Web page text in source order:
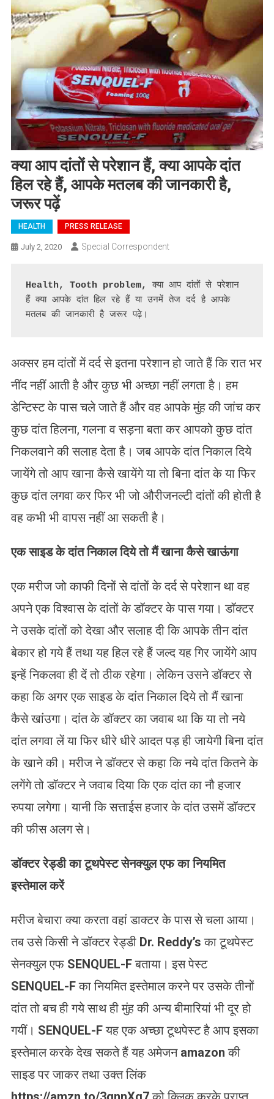
क्या आप दांतों से परेशान हैं, क्या आपके दांत
हिल रहे हैं, आपके मतलब की जानकारी है,
जरूर पढ़ें
HEALTH PRESS RELEASE
July 2, 2020 Special Correspondent
Health, Tooth problem,
क्या आप दांतों से परेशान
हैं क्या आपके दांत हिल रहे हैं या उनमें तेज दर्द है आपके
मतलब की जानकारी है जरूर पढ़े।
अक्सर हम दांतों में दर्द से इतना परेशान हो जाते हैं कि रात भर
नींद नहीं आती है और कुछ भी अच्छा नहीं लगता है। हम
डेन्टिस्ट के पास चले जाते हैं और वह आपके मुंह की जांच कर
कुछ दांत हिलना, गलना व सड़ना बता कर आपको कुछ दांत
निकलवाने की सलाह देता है। जब आपके दांत निकाल दिये
जायेंगे तो आप खाना कैसे खायेंगे या तो बिना दांत के या फिर
कुछ दांत लगवा कर फिर भी जो औरीजनल्टी दांतों की होती है
वह कभी भी वापस नहीं आ सकती है।
एक साइड के दांत निकाल दिये तो मैं खाना कैसे खाऊंगा
एक मरीज जो काफी दिनों से दांतों के दर्द से परेशान था वह
अपने एक विश्वास के दांतों के डॉक्टर के पास गया। डॉक्टर
ने उसके दांतों को देखा और सलाह दी कि आपके तीन दांत
बेकार हो गये हैं तथा यह हिल रहे हैं जल्द यह गिर जायेंगे आप
इन्हें निकलवा ही दें तो ठीक रहेगा। लेकिन उसने डॉक्टर से
कहा कि अगर एक साइड के दांत निकाल दिये तो मैं खाना
कैसे खांउगा। दांत के डॉक्टर का जवाब था कि या तो नये
दांत लगवा लें या फिर धीरे धीरे आदत पड़ ही जायेगी बिना दांत
के खाने की। मरीज ने डॉक्टर से कहा कि नये दांत कितने के
लगेंगे तो डॉक्टर ने जवाब दिया कि एक दांत का नौ हजार
रुपया लगेगा। यानी कि सत्ताईस हजार के दांत उसमें डॉक्टर
की फीस अलग से।
डॉक्टर रेड्डी का टूथपेस्ट सेनक्युल एफ का नियमित
इस्तेमाल करें
मरीज बेचारा क्या करता वहां डाक्टर के पास से चला आया।
तब उसे किसी ने डॉक्टर रेड्डी Dr. Reddy’sका टूथपेस्ट
सेनक्युल एफ SENQUEL-Fबताया। इस पेस्ट
SENQUEL-Fका नियमित इस्तेमाल करने पर उसके तीनों
दांत तो बच ही गये साथ ही मुंह की अन्य बीमारियां भी दूर हो
गयीं। SENQUEL-Fयह एक अच्छा टूथपेस्ट है आप इसका
इस्तेमाल करके देख सकते हैं यह अमेजनamazon की
साइड पर जाकर तथा उक्त लिंक